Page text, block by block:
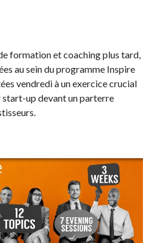
formation et coaching plus tard,
au sein du programme Inspire
vendredi à un exercice crucial
up devant un parterre